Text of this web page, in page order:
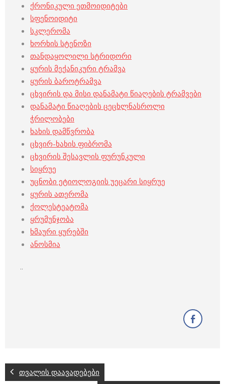
ქრონიკული ეთმოიდიტები
სფენოიდიტი
სკლერომა
ხორხის სტენოზი
თანდაყოლილი სტრიდორი
ყურის მექანიკური ტრამვა
ყურის ბაროტრამვა
ცხვირის და მისი დანამატი წიაღების ტრამვები
დანამატი წიაღების ცეცხლნასროლი
ჭრილობები
ხახის დამწვრობა
ცხვირ-ხახის ფიბრომა
ცხვირის შესავლის ფურუნკული
სიყრუე
უცნობი ეტიოლოგიის უეცარი სიყრუე
ყურის ათერომა
ქოლესტეატომა
ყრუმუნჯობა
ხმაური ყურებში
ანოსმია
..
თვალის დაავადებები